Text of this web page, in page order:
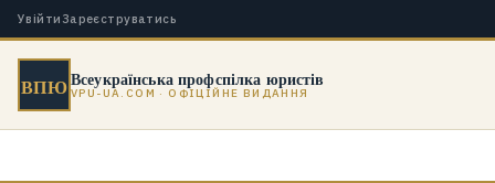
Увійти Зареєструватись
ВПЮВсеукраїнська профспілка юристів
VPU-UA.COM · ОФІЦІЙНЕ ВИДАННЯ